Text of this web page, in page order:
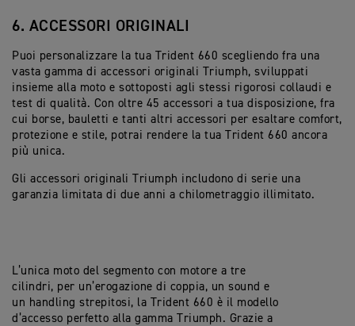
6. ACCESSORI ORIGINALI
Puoi personalizzare la tua Trident 660 scegliendo fra una
vasta gamma di accessori originali Triumph, sviluppati
insieme alla moto e sottoposti agli stessi rigorosi collaudi e
test di qualità. Con oltre 45 accessori a tua disposizione, fra
cui borse, bauletti e tanti altri accessori per esaltare comfort,
protezione e stile, potrai rendere la tua Trident 660 ancora
più unica.
Gli accessori originali Triumph includono di serie una
garanzia limitata di due anni a chilometraggio illimitato.
L’unica moto del segmento con motore a tre
cilindri, per un’erogazione di coppia, un sound e
un handling strepitosi, la Trident 660 è il modello
d’accesso perfetto alla gamma Triumph. Grazie a